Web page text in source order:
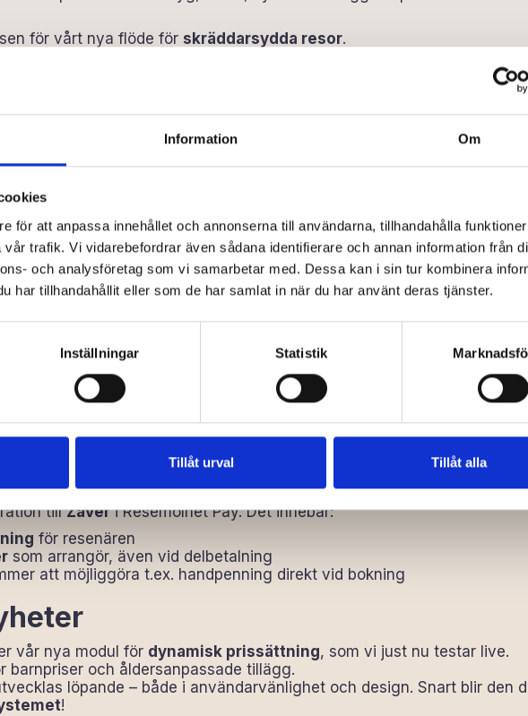
Information Om
för att anpassa innehållet och annonserna till användarna, tillhandahålla
trafik. Vi vidarebefordrar även sådana identifierare och annan information från
och analysföretag som vi samarbetar med. Dessa kan i sin tur kombinera
har tillhandahållit eller som de har samlat in när du har använt deras tjänster.
Inställningar Statistik
Tillåt urval Tillåt alla
för vårt nya flöde för skräddarsydda resor.
“Tour Basics”
två nya funktioner:
nu ett val om resan är med eller utan tur
nu i första steget för att möjliggöra bokningar där beställaren inte
att ersättas med “Billing” för att hantera det nya flödet från “itinerary”
och organisationer där faktura krävs.
finansiella transaktioner både för tur och individuellt.
att koppla betalning till faktura
Zaver + Resemolnet Pay
tillZaveri Resemolnet Pay. Det innebär:
för resenären
som arrangör, även vid delbetalning
att möjliggöra t.ex. handpenning direkt vid bokning
vår nya modul för dynamisk prissättning, som vi just nu testar live.
barnpriser och åldersanpassade tillägg.
löpande – både i användarvänlighet och design. Snart blir den
!